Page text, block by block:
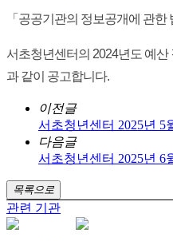
「공공기관의 정보공개에 관한
서초청년센터의 2024년도 예
과 같이 공고합니다.
이전글
서초청년센터 2025년 5
다음글
서초청년센터 2025년 6
목록으로
관련 기관